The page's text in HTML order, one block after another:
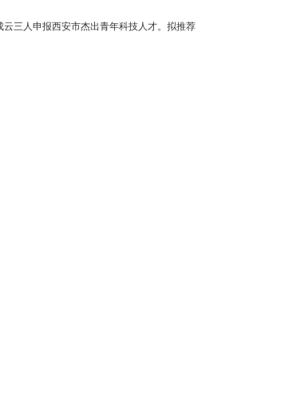
三人申报西安市杰出青年科技人才。拟推荐